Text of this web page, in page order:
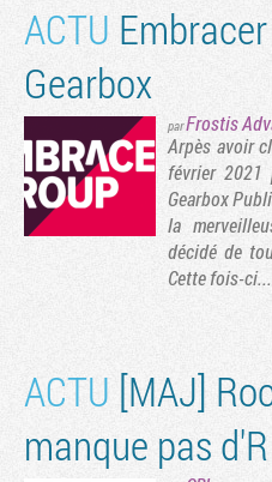
ACTU
Gearbox
parFrostis
Arpès avoir
février 2021
Gearbox
la
décidé de
Cette fois-ci...
ACTU [MAJ]
manque pas d'R